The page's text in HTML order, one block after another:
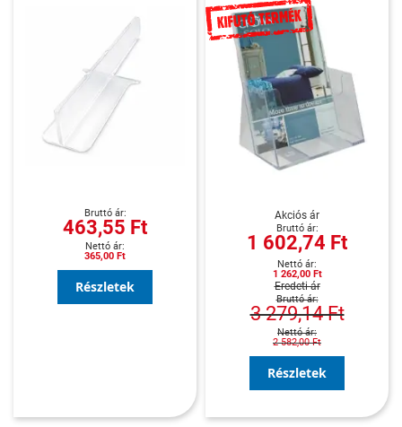
463,55 Ft
365,00 Ft
Részletek
Akciós ár
1 602,74 Ft
1 262,00 Ft
Eredeti ár
3 279,14 Ft
2 582,00 Ft
Részletek